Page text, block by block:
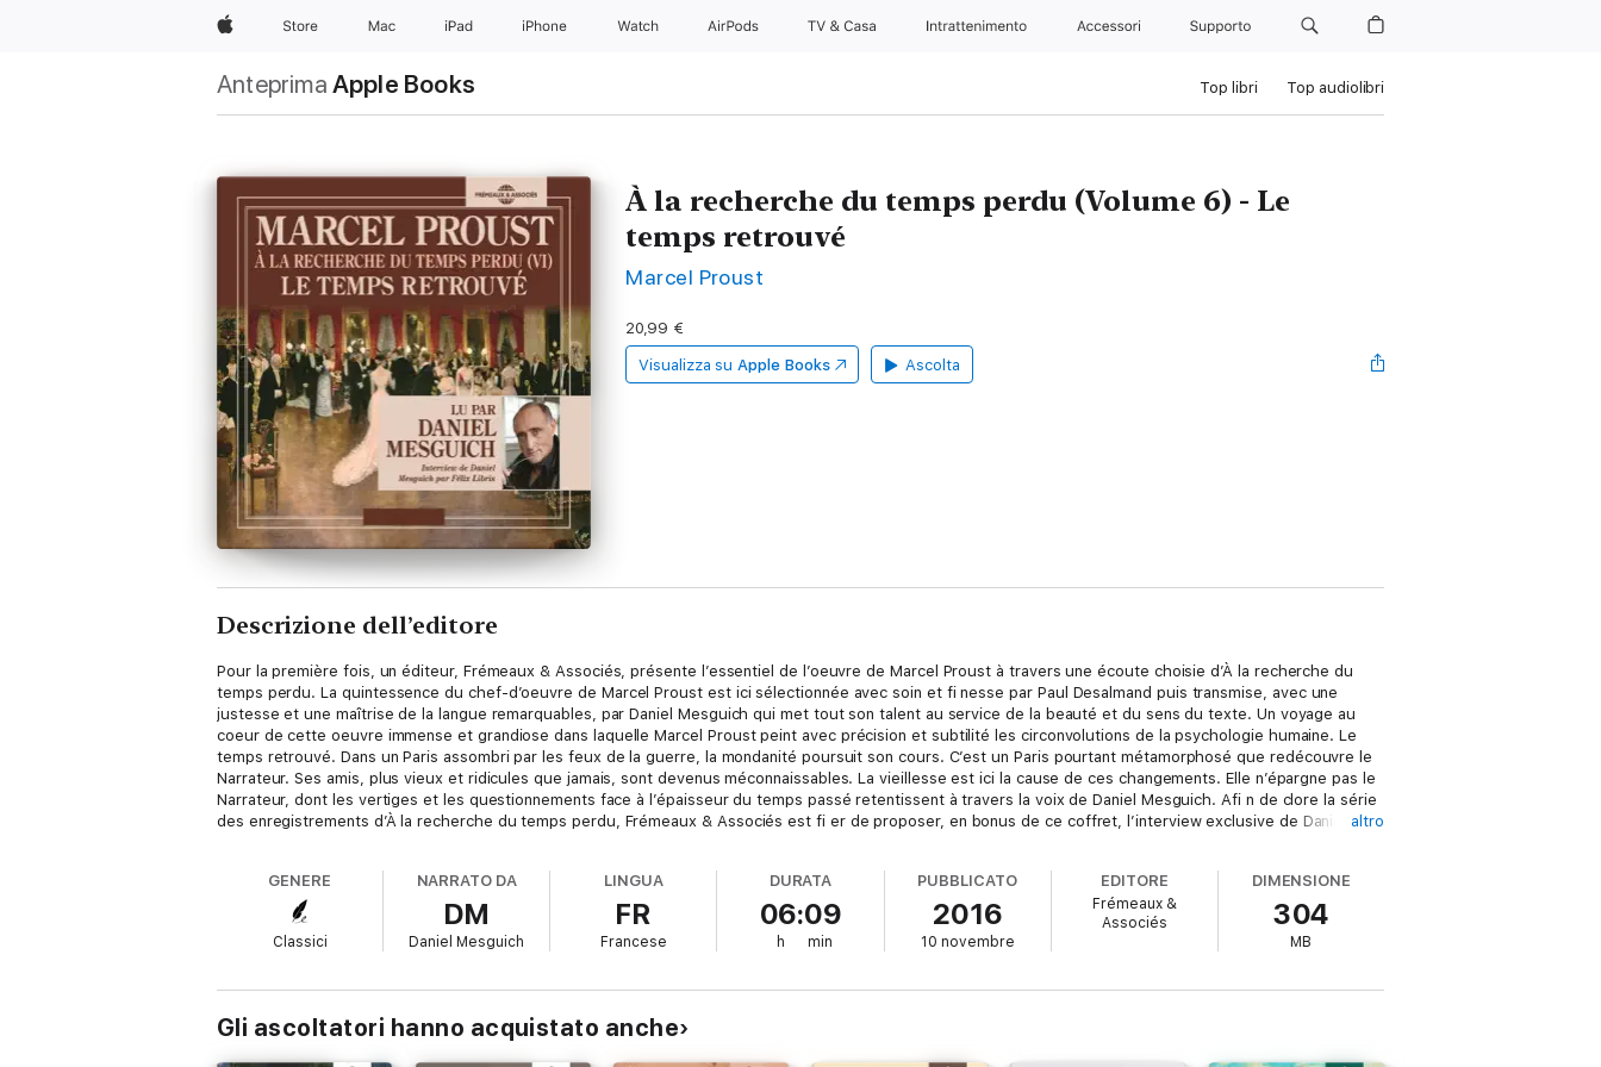
AppleStore Mac iPad iPhone Watch AirPods TV & Casa Intrattenimento Accessori Supporto
Anteprima Apple Books Top libri Top audiolibri
À la recherche du temps perdu (Volume 6) - Le
temps retrouvé
Marcel Proust
20,99 €
Visualizza su Apple Books Ascolta
Descrizione dell’editore
Pour la première fois, un éditeur, Frémeaux & Associés, présente l’essentiel de l’oeuvre de Marcel Proust à travers une écoute choisie d’À la recherche du
temps perdu. La quintessence du chef-d’oeuvre de Marcel Proust est ici sélectionnée avec soin et fi nesse par Paul Desalmand puis transmise, avec une
justesse et une maîtrise de la langue remarquables, par Daniel Mesguich qui met tout son talent au service de la beauté et du sens du texte. Un voyage au
coeur de cette oeuvre immense et grandiose dans laquelle Marcel Proust peint avec précision et subtilité les circonvolutions de la psychologie humaine. Le
temps retrouvé. Dans un Paris assombri par les feux de la guerre, la mondanité poursuit son cours. C’est un Paris pourtant métamorphosé que redécouvre le
Narrateur. Ses amis, plus vieux et ridicules que jamais, sont devenus méconnaissables. La vieillesse est ici la cause de ces changements. Elle n’épargne pas le
Narrateur, dont les vertiges et les questionnements face à l’épaisseur du temps passé retentissent à travers la voix de Daniel Mesguich. Afi n de clore la série
des enregistrements d’À la recherche du temps perdu, Frémeaux & Associés est fi er de proposer, en bonus de ce coffret, l’interview exclusive de Daniel
altro
GENERE
Classici
NARRATO DA
DM
Daniel Mesguich
LINGUA
FR
Francese
DURATA
06:09
h min
PUBBLICATO
2016
10 novembre
EDITORE
Frémeaux &
Associés
DIMENSIONE
304
MB
Gli ascoltatori hanno acquistato anche